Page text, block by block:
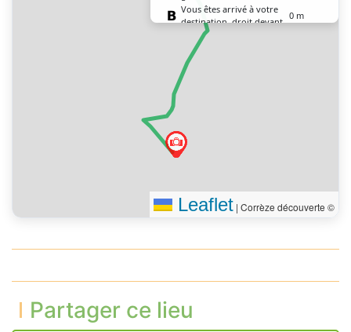
Vous êtes arrivé à votre
destination, droit devant
0 m
Leaflet | Corrèze découverte ©
Partager ce lieu